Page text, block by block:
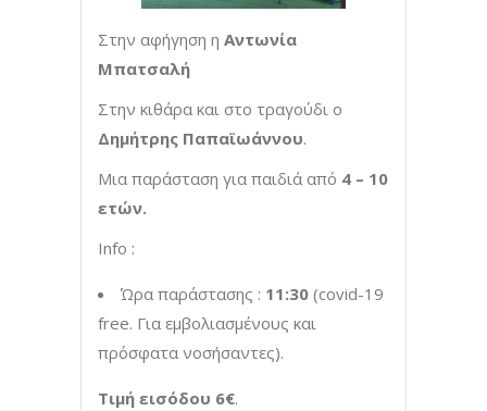
Στην αφήγηση η Αντωνία
Μπατσαλή
Στην κιθάρα και στο τραγούδι ο
Δημήτρης Παπαϊωάννου.
Μια παράσταση για παιδιά από 4 – 10
ετών.
Info :
Ώρα παράστασης : 11:30 (covid-19
free. Για εμβολιασμένους και
πρόσφατα νοσήσαντες).
Τιμή εισόδου 6€.